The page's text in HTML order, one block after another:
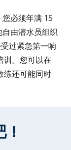
必须年满 15
由潜水员组织
过紧急第一响
训。您可以在
练还可能同时